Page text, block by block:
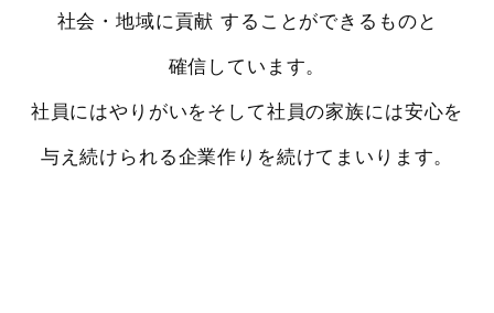
社会・地域に貢献 することができるものと
確信しています。
社員にはやりがいをそして社員の家族には安心を
与え続けられる企業作りを続けてまいります。